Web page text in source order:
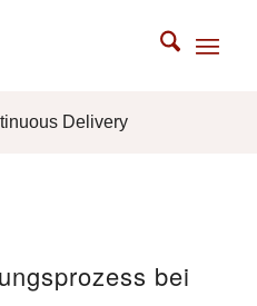
Delivery
bei